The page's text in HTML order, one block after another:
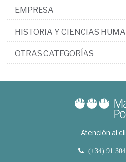
EMPRESA
HISTORIA Y CIENCIAS
OTRAS CATEGORÍAS
Atención al
(+34) 91